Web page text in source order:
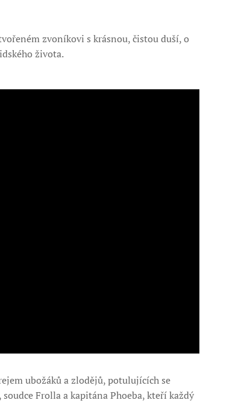
zvoníkovi s krásnou, čistou duší, o
života.
ubožáků a zlodějů, potulujících se
Frolla a kapitána Phoeba, kteří každý